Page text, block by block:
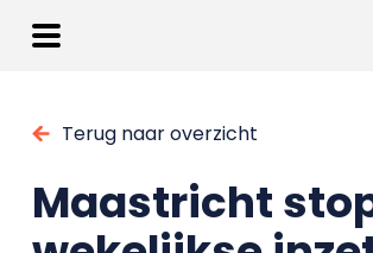
Terug naar overzicht
Maastricht